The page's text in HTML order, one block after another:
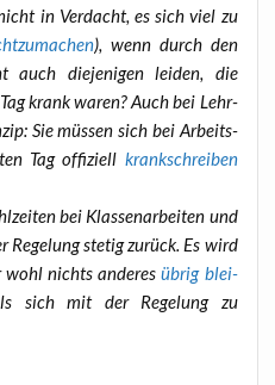
in Ver­dacht, es sich viel zu
), wenn durch den
auch die­je­ni­gen lei­den, die
krank waren? Auch bei Lehr­
Sie müs­sen sich bei Arbeits­
Tag offi­zi­ell krank­schrei­ben
bei Klas­sen­ar­bei­ten und
Rege­lung ste­tig zurück. Es wird
wohl nichts ande­resübrig blei­
sich mit der Rege­lung zu